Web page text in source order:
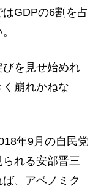
GDPの6割を占
を見せ始めれ
崩れかねな
年9月の自民党
れる安部晋三
、アベノミク